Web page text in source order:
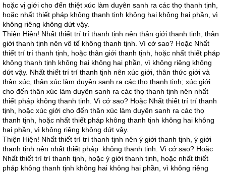
hoặc vị giới cho đến thiệt xúc làm duyên sanh ra các thọ thanh tịnh,
hoặc nhất thiết pháp không thanh tịnh không hai không hai phần, vì
không riêng không dứt vậy.
Thiện Hiện! Nhất thiết trí trí thanh tịnh nên thân giới thanh tịnh, thân
giới thanh tịnh nên vô tế không thanh tịnh. Vì cớ sao? Hoặc Nhất
thiết trí trí thanh tịnh, hoặc thân giới thanh tịnh, hoặc nhất thiết pháp
không thanh tịnh không hai không hai phần, vì không riêng không
dứt vậy. Nhất thiết trí trí thanh tịnh nên xúc giới, thân thức giới và
thân xúc, thân xúc làm duyên sanh ra các thọ thanh tịnh; xúc giới
cho đến thân xúc làm duyên sanh ra các thọ thanh tịnh nên nhất
thiết pháp không thanh tịnh. Vì cớ sao? Hoặc Nhất thiết trí trí thanh
tịnh, hoặc xúc giới cho đến thân xúc làm duyên sanh ra các thọ
thanh tịnh, hoặc nhất thiết pháp không thanh tịnh không hai không
hai phần, vì không riêng không dứt vậy.
Thiện Hiện! Nhất thiết trí trí thanh tịnh nên ý giới thanh tịnh, ý giới
thanh tịnh nên nhất thiết pháp không thanh tịnh. Vì cớ sao? Hoặc
Nhất thiết trí trí thanh tịnh, hoặc ý giới thanh tịnh, hoặc nhất thiết
pháp không thanh tịnh không hai không hai phần, vì không riêng